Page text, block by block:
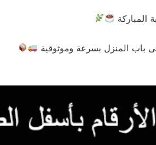
المباركة
باب المنزل بسرعة وموثوقية